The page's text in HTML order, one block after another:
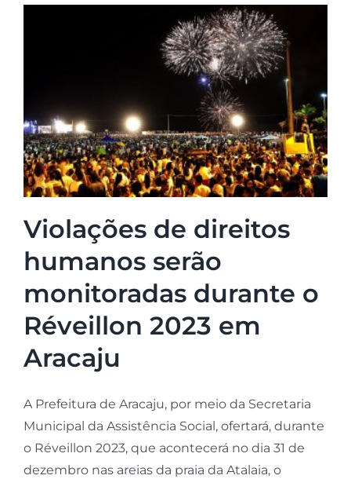
Violações de direitos
humanos serão
monitoradas durante o
Réveillon 2023 em
Aracaju
A Prefeitura de Aracaju, por meio da Secretaria
Municipal da Assistência Social, ofertará, durante
o Réveillon 2023, que acontecerá no dia 31 de
dezembro nas areias da praia da Atalaia, o